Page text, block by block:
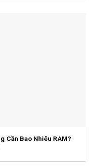
Cần Bao Nhiêu RAM?